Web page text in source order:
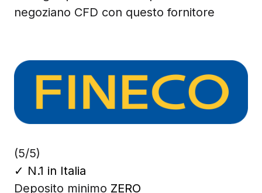
negoziano CFD con questo fornitore
(5/5)
✓ N.1 in Italia
Deposito minimo ZERO